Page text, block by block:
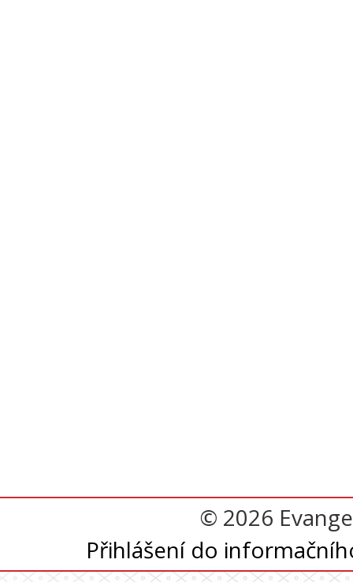
© 2026
Přihlášení do